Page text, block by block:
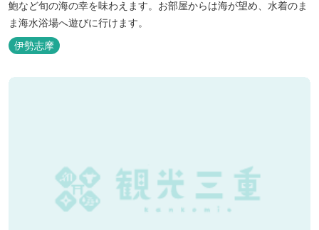
鮑など旬の海の幸を味わえます。お部屋からは海が望め、水着のま
ま海水浴場へ遊びに行けます。
伊勢志摩